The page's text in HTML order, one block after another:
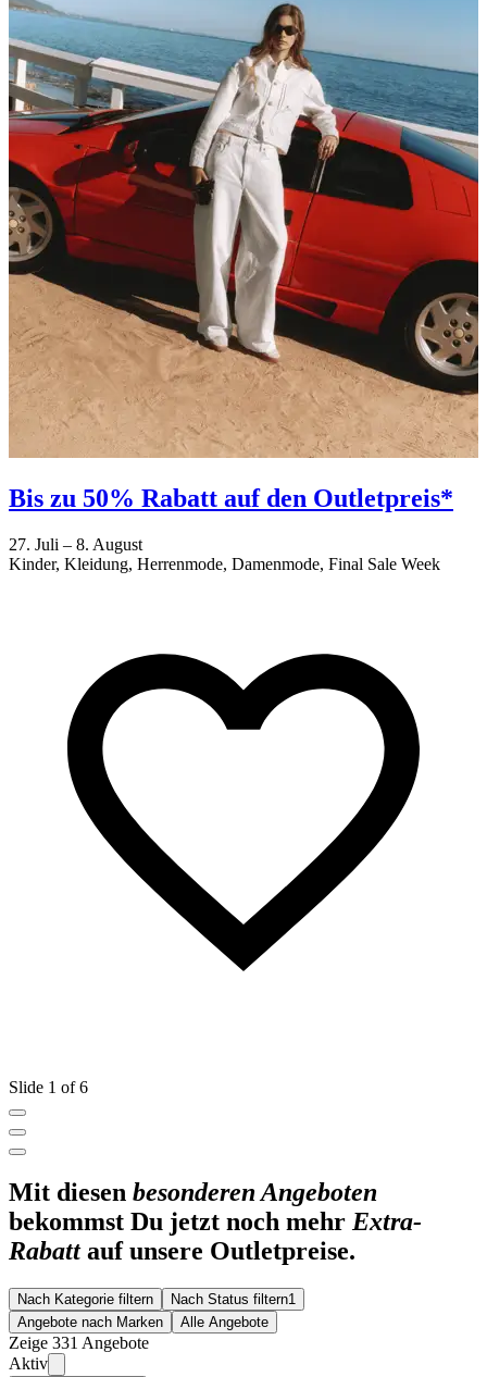
Bis zu 50% Rabatt auf den Outletpreis*
27. Juli – 8. August
Kinder, Kleidung, Herrenmode, Damenmode, Final Sale Week
Slide 1 of 6
Mit diesen besonderen Angeboten
bekommst Du jetzt noch mehr Extra-
Rabattauf unsere Outletpreise.
Nach Kategorie filtern Nach Status filtern1
Angebote nach Marken
Alle Angebote
Zeige 331 Angebote
Aktiv